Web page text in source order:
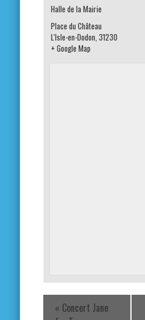
Halle de la Mairie
Place du Château
L'Isle-en-Dodon, 31230
+ Google Map
« Concert Jane